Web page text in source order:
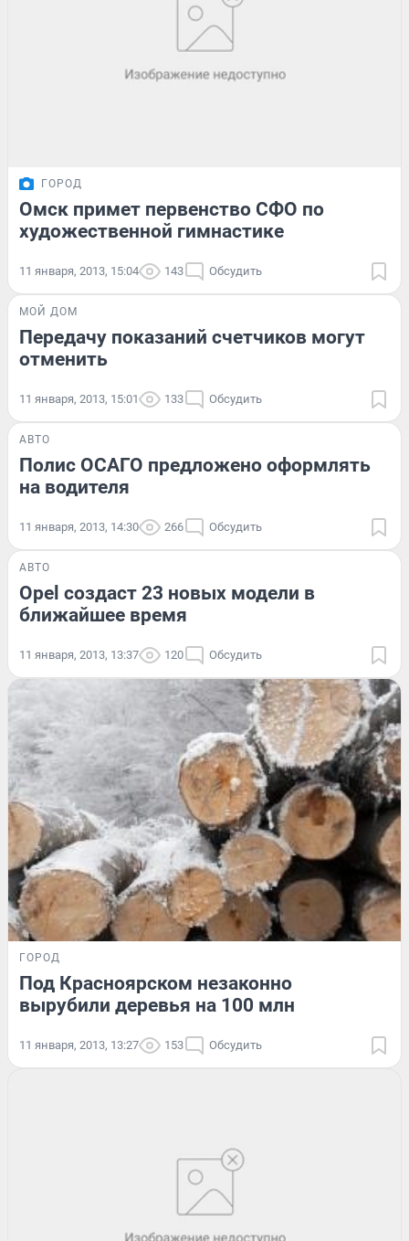
ГОРОД
Омск примет первенство СФО по
художественной гимнастике
11 января, 2013, 15:04 143 Обсудить
МОЙ ДОМ
Передачу показаний счетчиков могут
отменить
11 января, 2013, 15:01 133 Обсудить
АВТО
Полис ОСАГО предложено оформлять
на водителя
11 января, 2013, 14:30 266 Обсудить
АВТО
Opel создаст 23 новых модели в
ближайшее время
11 января, 2013, 13:37 120 Обсудить
ГОРОД
Под Красноярском незаконно
вырубили деревья на 100 млн
11 января, 2013, 13:27 153 Обсудить